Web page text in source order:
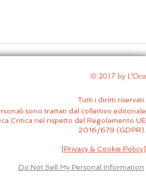
© 2017 by L'Oca
Tutti i diritti riservati.
sono trattati dal collettivo editoriale
Critica nel rispetto del Regolamento UE
2016/679 (GDPR).
[Privacy & Cookie Policy]
Do Not Sell My Personal Information